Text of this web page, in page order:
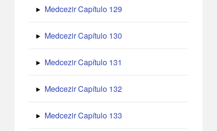
Medcezir Capítulo 129
Medcezir Capítulo 130
Medcezir Capítulo 131
Medcezir Capítulo 132
Medcezir Capítulo 133